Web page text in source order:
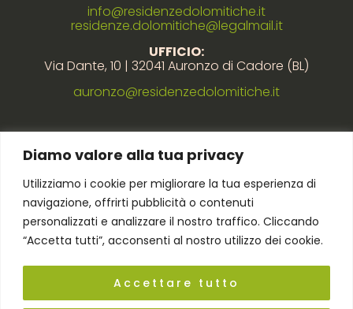
Diamo valore alla tua privacy
Utilizziamo i cookie per migliorare la tua esperienza di
navigazione, offrirti pubblicità o contenuti
personalizzati e analizzare il nostro traffico. Cliccando
“Accetta tutti”, acconsenti al nostro utilizzo dei cookie.
Accettare tutto
info@residenzedolomitiche.it
residenze.dolomitiche@legalmail.it
UFFICIO:
Via Dante, 10 | 32041 Auronzo di Cadore (BL)
auronzo@residenzedolomitiche.it
Link rapidi
Privacy policy
Cookie policy
2023 © RESIDENZE DOLOMITICHE DI ANNA